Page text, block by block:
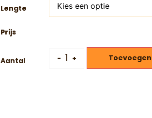
Lengte
Aantal - + Toevoegen